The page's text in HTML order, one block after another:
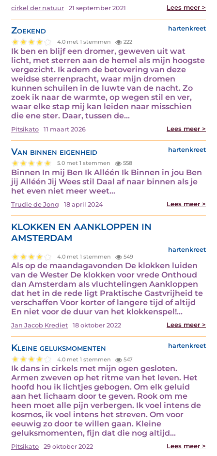
cirkel der natuur 21 september 2021 Lees meer >
Zoekend hartenkreet
4.0 met 1 stemmen 222
Ik ben en blijf een dromer, geweven uit wat
licht, met sterren aan de hemel als mijn hoogste
vergezicht. Ik adem de betovering van deze
weidse sterrenpracht, waar mijn dromen
kunnen schuilen in de luwte van de nacht. Zo
zoek ik naar de warmte, op wegen stil en ver,
waar elke stap mij kan leiden naar misschien
die ene ster. Daar, tussen de…
Pitsikato 11 maart 2026 Lees meer >
Van binnen eigenheid hartenkreet
5.0 met 1 stemmen 558
Binnen In mij Ben Ik Alléén Ik Binnen in jou Ben
jij Alléén Jij Wees stil Daal af naar binnen als je
het even niet meer weet…
Trudie de Jong 18 april 2024 Lees meer >
KLOKKEN EN AANKLOPPEN IN
AMSTERDAM
hartenkreet
4.0 met 1 stemmen 549
Als op de maandagavonden De klokken luiden
van de Wester De klokken voor vrede Onthoud
dan Amsterdam als vluchtelingen Aankloppen
dat het in de rede ligt Praktische Gastvrijheid te
verschaffen Voor korter of langere tijd of altijd
En niet voor de duur van het klokkenspel!…
Jan Jacob Krediet 18 oktober 2022 Lees meer >
Kleine geluksmomenten hartenkreet
4.0 met 1 stemmen 547
Ik dans in cirkels met mijn ogen gesloten.
Armen zweven op het ritme van het leven. Het
hoofd hou ik lichtjes gebogen. Om elk geluid
aan het lichaam door te geven. Rook om me
heen moet alle pijn verbergen. Ik voel intens de
kosmos, ik voel intens het streven. Om voor
eeuwig zo door te willen gaan. Kleine
geluksmomenten, fijn dat die nog altijd…
Pitsikato 29 oktober 2022 Lees meer >